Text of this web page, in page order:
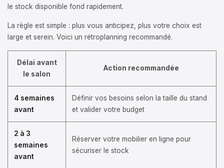
le stock disponible fond rapidement.
La règle est simple : plus vous anticipez, plus votre choix est
large et serein. Voici un rétroplanning recommandé.
Délai avant
le salon
Action recommandée
4 semaines
avant
Définir vos besoins selon la taille du stand
et valider votre budget
2 à 3
semaines
avant
Réserver votre mobilier en ligne pour
sécuriser le stock